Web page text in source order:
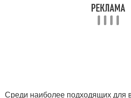
Среди наиболее подходящих